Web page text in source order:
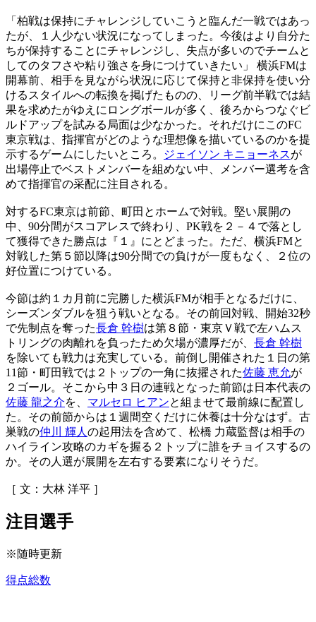
「柏戦は保持にチャレンジしていこうと臨んだ一戦ではあっ
たが、１人少ない状況になってしまった。今後はより自分た
ちが保持することにチャレンジし、失点が多いのでチームと
してのタフさや粘り強さを身につけていきたい」 横浜FMは
開幕前、相手を見ながら状況に応じて保持と非保持を使い分
けるスタイルへの転換を掲げたものの、リーグ前半戦では結
果を求めたがゆえにロングボールが多く、後ろからつなぐビ
ルドアップを試みる局面は少なかった。それだけにこのFC
東京戦は、指揮官がどのような理想像を描いているのかを提
示するゲームにしたいところ。
ジェイソン キニョーネスが
出場停止でベストメンバーを組めない中、メンバー選考を含
めて指揮官の采配に注目される。
対するFC東京は前節、町田とホームで対戦。堅い展開の
中、90分間がスコアレスで終わり、PK戦を２－４で落とし
て獲得できた勝点は『１』にとどまった。ただ、横浜FMと
対戦した第５節以降は90分間での負けが一度もなく、２位の
好位置につけている。
今節は約１カ月前に完勝した横浜FMが相手となるだけに、
シーズンダブルを狙う戦いとなる。その前回対戦、開始32秒
で先制点を奪った長倉 幹樹は第８節・東京Ｖ戦で左ハムス
トリングの肉離れを負ったため欠場が濃厚だが、 長倉 幹樹
を除いても戦力は充実している。前倒し開催された１日の第
11節・町田戦では２トップの一角に抜擢された佐藤 恵允が
２ゴール。そこから中３日の連戦となった前節は日本代表の
佐藤 龍之介を、 マルセロ ヒアンと組ませて最前線に配置し
た。その前節からは１週間空くだけに休養は十分なはず。古
巣戦の仲川 輝人 の起用法を含めて、松橋 力蔵監督は相手の
ハイライン攻略のカギを握る２トップに誰をチョイスするの
か。その人選が展開を左右する要素になりそうだ。
［ 文：大林 洋平 ］
注目選手
※随時更新
得点総数